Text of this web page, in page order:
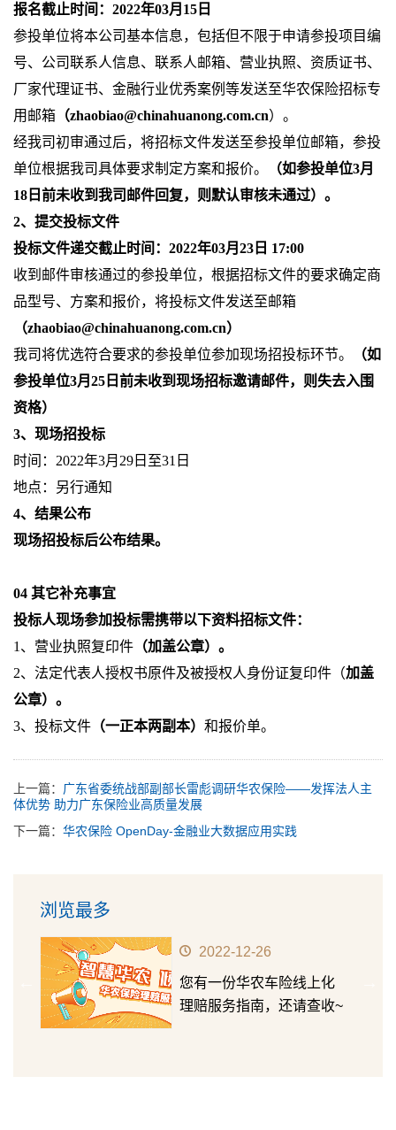
报名截止时间： 2022年03月 15 日
参投单位将本公司基本信息，包括但不限于申请参投项目编
号、公司联系人信息、联系人邮箱、营业执照、资质证书、
厂家代理证书、金融行业优秀案例等发送至华农保险招标专
用邮箱 （zhaobiao@chinahuanong.com.cn）。
经我司初审通过后，将招标文件发送至参投单位邮箱，参投
单位根据我司具体要求制定方案和报价。
（如参投单位3月
18 日前未收到我司邮件回复，则默认审核未通过）。
2、提交投标文件
投标文件递交截止时间： 2022年03月 23 日 17:00
收到邮件审核通过的参投单位，根据招标文件的要求确定商
品型号、方案和报价，将投标文件发送至邮箱
（zhaobiao@chinahuanong.com.cn）
我司将优选符合要求的参投单位参加现场招投标环节。
（如
参投单位3月 25 日前未收到现场招标邀请邮件，则失去入围
资格）
3、现场招投标
时间： 2022年3月 29 日至31 日
地点：另行通知
4、结果公布
现场招投标后公布结果。
04 其它补充事宜
投标人现场参加投标需携带以下资料招标文件：
1 、营业执照复印件 （加盖公章）。
2、法定代表人授权书原件及被授权人身份证复印件（加盖
公章）。
3、投标文件 （一正本两副本） 和报价单。
上一篇： 广东省委统战部副部长雷彪调研华农保险——发挥法人主
体优势 助力广东保险业高质量发展
下一篇： 华农保险 OpenDay-金融业大数据应用实践
浏览最多
2022-12-26
您有一份华农车险线上化
理赔服务指南，还请查收~